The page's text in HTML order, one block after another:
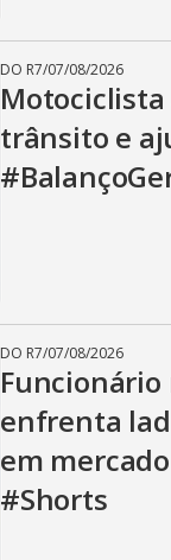
DO R7/07/08/2026
trânsito e
DO R7/07/08/2026
Funcionário
enfrenta
em
#Shorts